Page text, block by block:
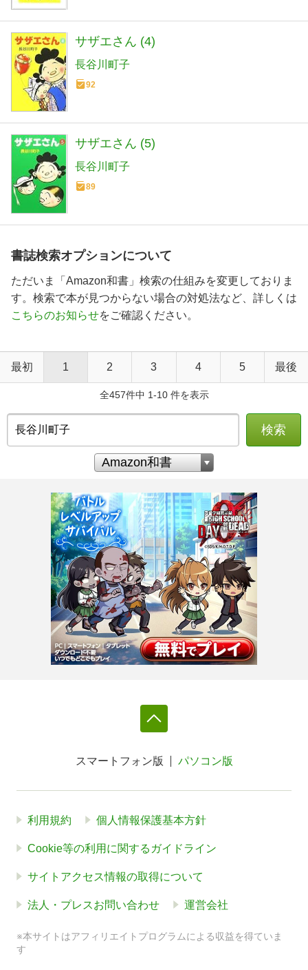
サザエさん (4)
長谷川町子
92
サザエさん (5)
長谷川町子
89
書誌検索オプションについて
ただいま「Amazon和書」検索の仕組みを変更しておりま
す。検索で本が見つからない場合の対処法など、詳しくは
こちらのお知らせをご確認ください。
最初 1 2 3 4 5 最後
全457件中 1-10 件を表示
検索
スマートフォン版 パソコン版
利用規約 個人情報保護基本方針
Cookie等の利用に関するガイドライン
サイトアクセス情報の取得について
法人・プレスお問い合わせ 運営会社
※本サイトはアフィリエイトプログラムによる収益を得ていま
す